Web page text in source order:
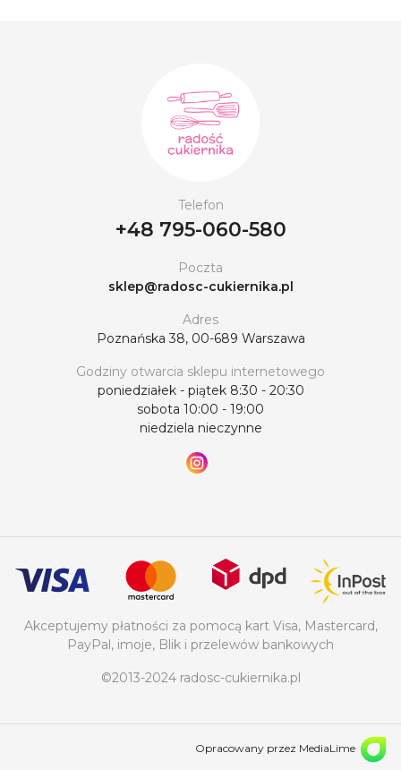
Telefon
+48 795-060-580
Poczta
sklep@radosc-cukiernika.pl
Adres
Poznańska 38, 00-689 Warszawa
Godziny otwarcia sklepu internetowego
poniedziałek - piątek 8:30 - 20:30
sobota 10:00 - 19:00
niedziela nieczynne
Akceptujemy płatności za pomocą kart Visa, Mastercard,
PayPal, imoje, Blik i przelewów bankowych
©2013-2024 radosc-cukiernika.pl
Opracowany przez MediaLime